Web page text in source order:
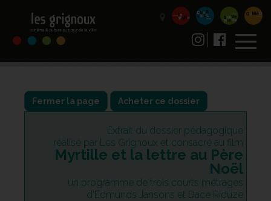
Fermer la page Acheter ce dossier
Extrait du dossier pédagogique
réalisé par Les Grignoux et consacré au film
Myrtille et la lettre au Père
Noël
un programme de trois courts métrages
d'Edmunds Jansons et Dace Riduze